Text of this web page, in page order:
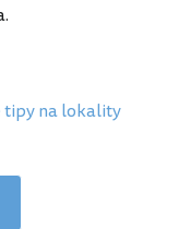
tipy na lokality